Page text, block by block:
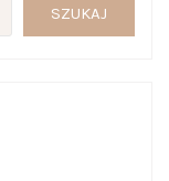
SZUKAJ